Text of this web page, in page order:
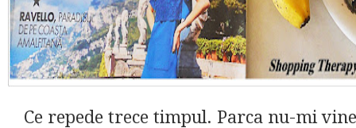
Ce repede trece timpul. Parca nu-mi